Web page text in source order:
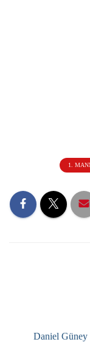
1.
Daniel Güney